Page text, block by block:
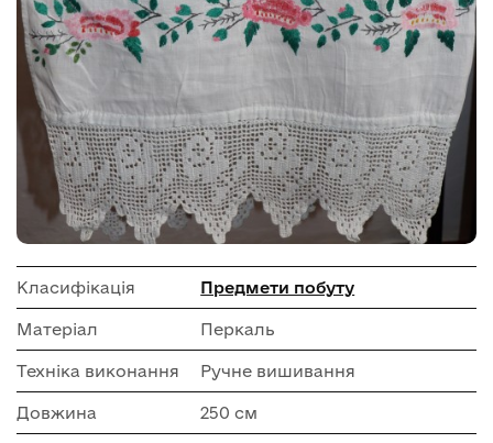
Класифікація Предмети побуту
Матеріал Перкаль
Техніка виконання Ручне вишивання
Довжина 250 см